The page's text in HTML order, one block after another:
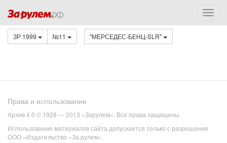
ЗР 1999 №11 "МЕРСЕДЕС-БЕНЦ-SLR"
Права и использование
Архив 4.0 © 1928 — 2013 «Зарулем». Все права защищены.
Использование материалов сайта допускается только с разрешения
ООО «Издательство «За рулем».